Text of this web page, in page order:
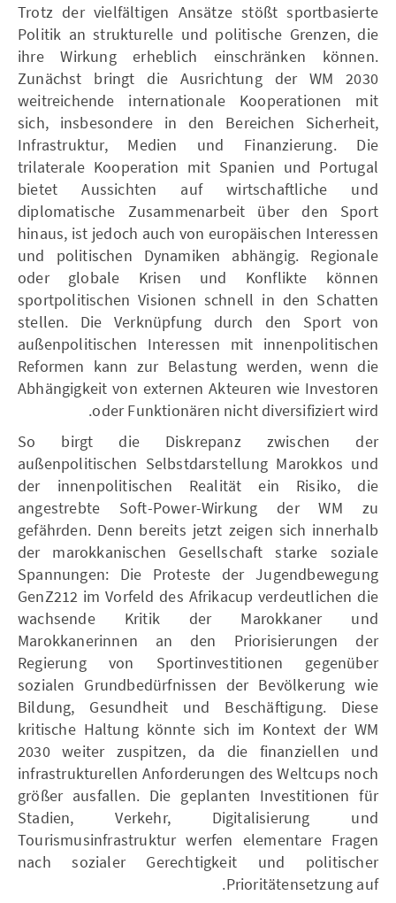
Trotz der vielfältigen Ansätze stößt sportbasierte
Politik an strukturelle und politische Grenzen, die
ihre Wirkung erheblich einschränken können.
Zunächst bringt die Ausrichtung der WM 2030
weitreichende internationale Kooperationen mit
sich, insbesondere in den Bereichen Sicherheit,
Infrastruktur, Medien und Finanzierung. Die
trilaterale Kooperation mit Spanien und Portugal
bietet Aussichten auf wirtschaftliche und
diplomatische Zusammenarbeit über den Sport
hinaus, ist jedoch auch von europäischen Interessen
und politischen Dynamiken abhängig. Regionale
oder globale Krisen und Konflikte können
sportpolitischen Visionen schnell in den Schatten
stellen. Die Verknüpfung durch den Sport von
außenpolitischen Interessen mit innenpolitischen
Reformen kann zur Belastung werden, wenn die
Abhängigkeit von externen Akteuren wie Investoren
oder Funktionären nicht diversifiziert wird.
So birgt die Diskrepanz zwischen der
außenpolitischen Selbstdarstellung Marokkos und
der innenpolitischen Realität ein Risiko, die
angestrebte Soft-Power-Wirkung der WM zu
gefährden. Denn bereits jetzt zeigen sich innerhalb
der marokkanischen Gesellschaft starke soziale
Spannungen: Die Proteste der Jugendbewegung
GenZ212 im Vorfeld des Afrikacup verdeutlichen die
wachsende Kritik der Marokkaner und
Marokkanerinnen an den Priorisierungen der
Regierung von Sportinvestitionen gegenüber
sozialen Grundbedürfnissen der Bevölkerung wie
Bildung, Gesundheit und Beschäftigung. Diese
kritische Haltung könnte sich im Kontext der WM
2030 weiter zuspitzen, da die finanziellen und
infrastrukturellen Anforderungen des Weltcups noch
größer ausfallen. Die geplanten Investitionen für
Stadien, Verkehr, Digitalisierung und
Tourismusinfrastruktur werfen elementare Fragen
nach sozialer Gerechtigkeit und politischer
Prioritätensetzung auf.